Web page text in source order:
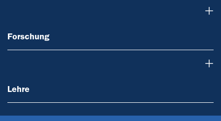
Forschung
Lehre